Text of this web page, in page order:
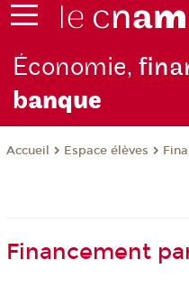
Économie,
banque
Accueil Espace élèves
Financement